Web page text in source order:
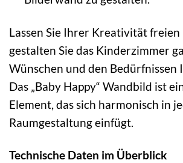
Lassen Sie Ihrer Kreativität freien
gestalten Sie das Kinderzimmer
Wünschen und den Bedürfnissen
Das „Baby Happy“ Wandbild ist
Element, das sich harmonisch in
Raumgestaltung einfügt.
Technische Daten im Überblick